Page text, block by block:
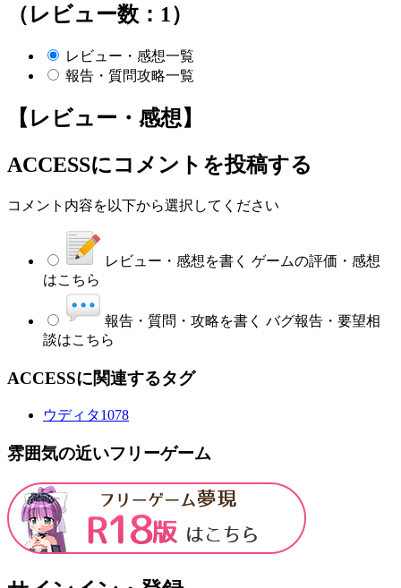
（レビュー数：1）
レビュー・感想一覧
報告・質問攻略一覧
【レビュー・感想】
ACCESSにコメントを投稿する
コメント内容を以下から選択してください
レビュー・感想を書く ゲームの評価・感想
はこちら
報告・質問・攻略を書く バグ報告・要望相
談はこちら
ACCESSに関連するタグ
ウディタ1078
雰囲気の近いフリーゲーム